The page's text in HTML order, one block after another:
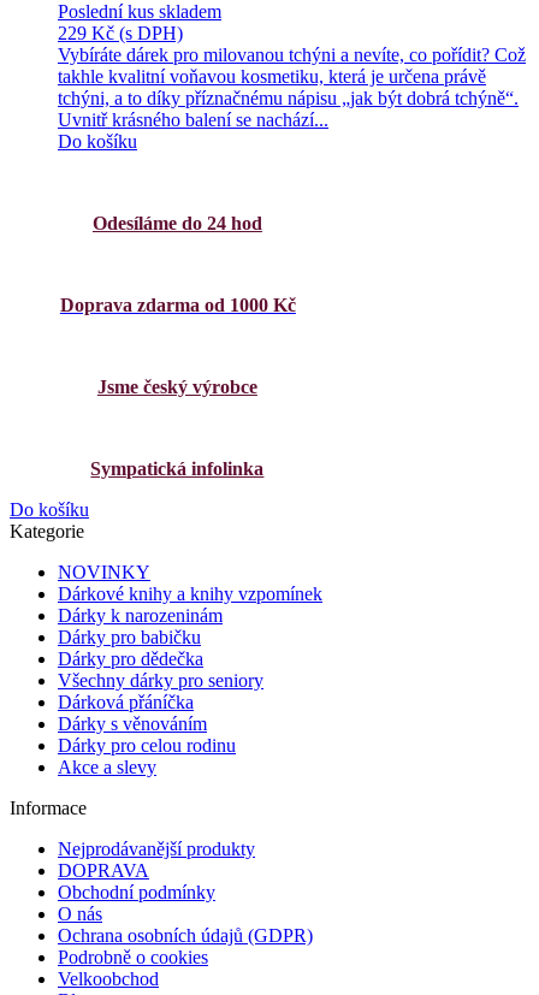
Poslední kus skladem
229 Kč (s DPH)
Vybíráte dárek pro milovanou tchýni a nevíte, co pořídit? Což
takhle kvalitní voňavou kosmetiku, která je určena právě
tchýni, a to díky příznačnému nápisu „jak být dobrá tchýně“.
Uvnitř krásného balení se nachází...
Do košíku
Odesíláme do 24 hod
Doprava zdarma od 1000 Kč
Jsme český výrobce
Sympatická infolinka
Do košíku
Kategorie
NOVINKY
Dárkové knihy a knihy vzpomínek
Dárky k narozeninám
Dárky pro babičku
Dárky pro dědečka
Všechny dárky pro seniory
Dárková přáníčka
Dárky s věnováním
Dárky pro celou rodinu
Akce a slevy
Informace
Nejprodávanější produkty
DOPRAVA
Obchodní podmínky
O nás
Ochrana osobních údajů (GDPR)
Podrobně o cookies
Velkoobchod